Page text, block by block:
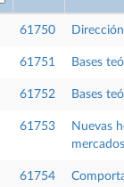
61750
61751 Bases
61752 Bases
61753
Nuevas
mercados
61754